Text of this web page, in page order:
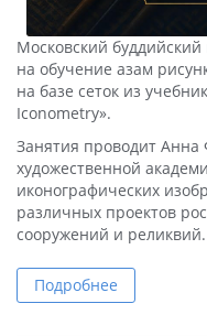
Московский
на обучение азам
на базе сеток из
Iconometry».
Занятия проводит
художественной
иконографических
различных проектов
сооружений и реликвий.
Подробнее